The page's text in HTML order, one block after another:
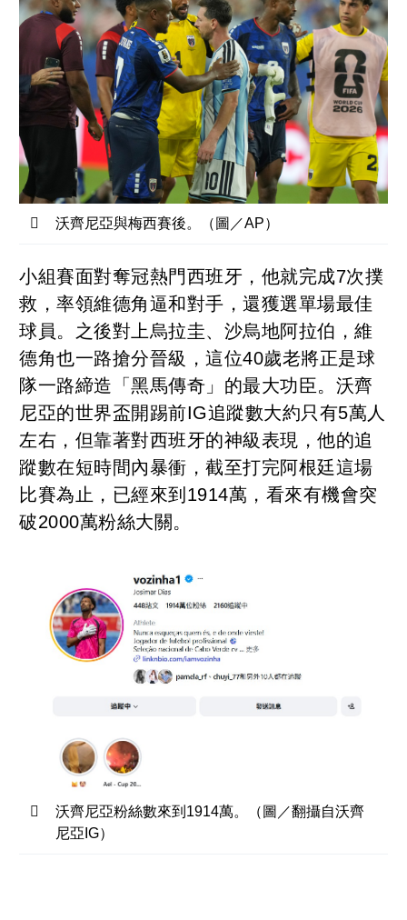
沃齊尼亞與梅西賽後。（圖／AP）
小組賽面對奪冠熱門西班牙，他就完成7次撲
救，率領維德角逼和對手，還獲選單場最佳
球員。之後對上烏拉圭、沙烏地阿拉伯，維
德角也一路搶分晉級，這位40歲老將正是球
隊一路締造「黑馬傳奇」的最大功臣。沃齊
尼亞的世界盃開踢前IG追蹤數大約只有5萬人
左右，但靠著對西班牙的神級表現，他的追
蹤數在短時間內暴衝，截至打完阿根廷這場
比賽為止，已經來到1914萬，看來有機會突
破2000萬粉絲大關。
沃齊尼亞粉絲數來到1914萬。（圖／翻攝自沃齊
尼亞IG）